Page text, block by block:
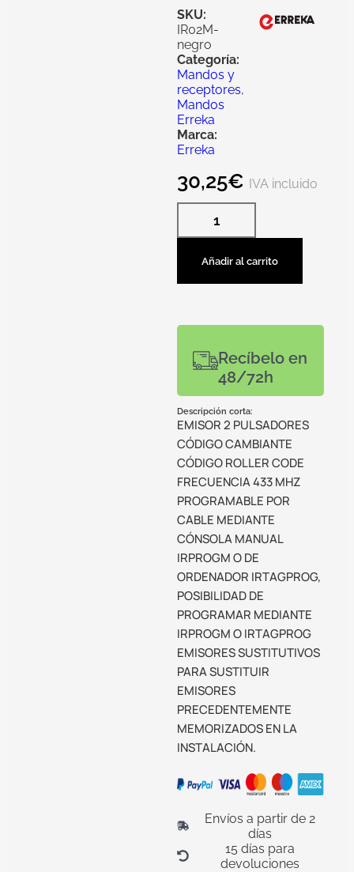
SKU:
IR02M-
negro
Categoría:
Mandos y
receptores,
Mandos
Erreka
Marca:
Erreka
30,25€ IVA incluido
Añadir al carrito
Recíbelo en
48/72h
Descripción corta:
EMISOR 2 PULSADORES
CÓDIGO CAMBIANTE
CÓDIGO ROLLER CODE
FRECUENCIA 433 MHZ
PROGRAMABLE POR
CABLE MEDIANTE
CÓNSOLA MANUAL
IRPROGM O DE
ORDENADOR IRTAGPROG,
POSIBILIDAD DE
PROGRAMAR MEDIANTE
IRPROGM O IRTAGPROG
EMISORES SUSTITUTIVOS
PARA SUSTITUIR
EMISORES
PRECEDENTEMENTE
MEMORIZADOS EN LA
INSTALACIÓN.
Envíos a partir de 2
días
15 días para
devoluciones